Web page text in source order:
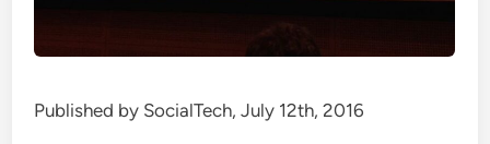
Published by SocialTech, July 12th, 2016